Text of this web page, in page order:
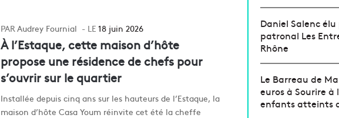
Audrey Fournial 18 juin 2026
À l’Estaque, cette maison d’hôte
propose une résidence de chefs pour
s’ouvrir sur le quartier
Installée depuis cinq ans sur les hauteurs de l’Estaque, la
maison d’hôte Casa Youm réinvite cet été la cheffe
Daniel Salenc
patronal Les
Rhône
Le Barreau de
euros à Sourire à
enfants atteints